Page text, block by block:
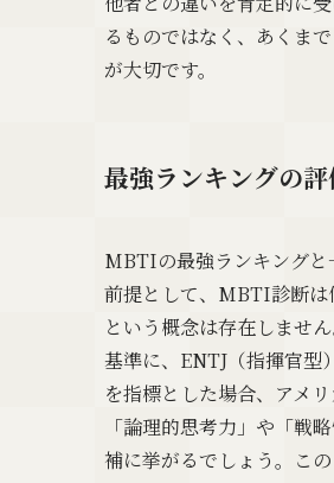
るものではなく、あくま
が大切です。
最強ランキングの
MBTIの最強ランキングと
前提として、MBTI診断は
という概念は存在しませ
基準に、ENTJ（指揮官型
を指標とした場合、アメ
「論理的思考力」や「戦
補に挙がるでしょう。こ